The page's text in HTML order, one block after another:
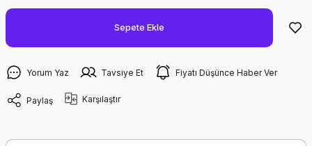
Sepete Ekle
Yorum Yaz Tavsiye Et Fiyatı Düşünce Haber Ver
Paylaş Karşılaştır